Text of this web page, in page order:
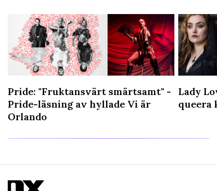
Pride: "Fruktansvärt smärtsamt" -
Pride-läsning av hyllade Vi är
Orlando
Lady
queera